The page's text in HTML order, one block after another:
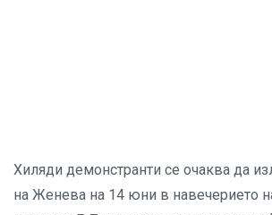
Хиляди демонстранти се очаква да
на Женева на 14 юни в навечерието